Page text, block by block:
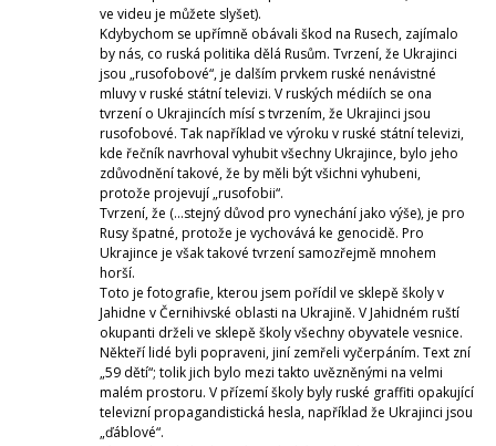
ve videu je můžete slyšet).
Kdybychom se upřímně obávali škod na Rusech, zajímalo
by nás, co ruská politika dělá Rusům. Tvrzení, že Ukrajinci
jsou „rusofobové“, je dalším prvkem ruské nenávistné
mluvy v ruské státní televizi. V ruských médiích se ona
tvrzení o Ukrajincích mísí s tvrzením, že Ukrajinci jsou
rusofobové. Tak například ve výroku v ruské státní televizi,
kde řečník navrhoval vyhubit všechny Ukrajince, bylo jeho
zdůvodnění takové, že by měli být všichni vyhubeni,
protože projevují „rusofobii“.
Tvrzení, že (…stejný důvod pro vynechání jako výše), je pro
Rusy špatné, protože je vychovává ke genocidě. Pro
Ukrajince je však takové tvrzení samozřejmě mnohem
horší.
Toto je fotografie, kterou jsem pořídil ve sklepě školy v
Jahidne v Černihivské oblasti na Ukrajině. V Jahidném ruští
okupanti drželi ve sklepě školy všechny obyvatele vesnice.
Někteří lidé byli popraveni, jiní zemřeli vyčerpáním. Text zní
„59 dětí“; tolik jich bylo mezi takto uvězněnými na velmi
malém prostoru. V přízemí školy byly ruské graffiti opakující
televizní propagandistická hesla, například že Ukrajinci jsou
„ďáblové“.